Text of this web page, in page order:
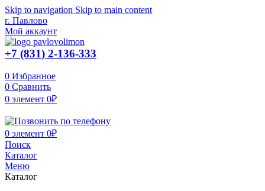
Skip to navigation Skip to main content
г. Павлово
Мой аккаунт
+7 (831) 2-136-333
0 Избранное
0 Сравнить
0 элемент 0₽
0 элемент 0₽
Поиск
Каталог
Меню
Каталог